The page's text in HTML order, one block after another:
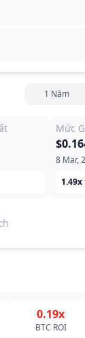
1 Năm
Mức
8 Mar,
1.49x
0.19x
BTC ROI